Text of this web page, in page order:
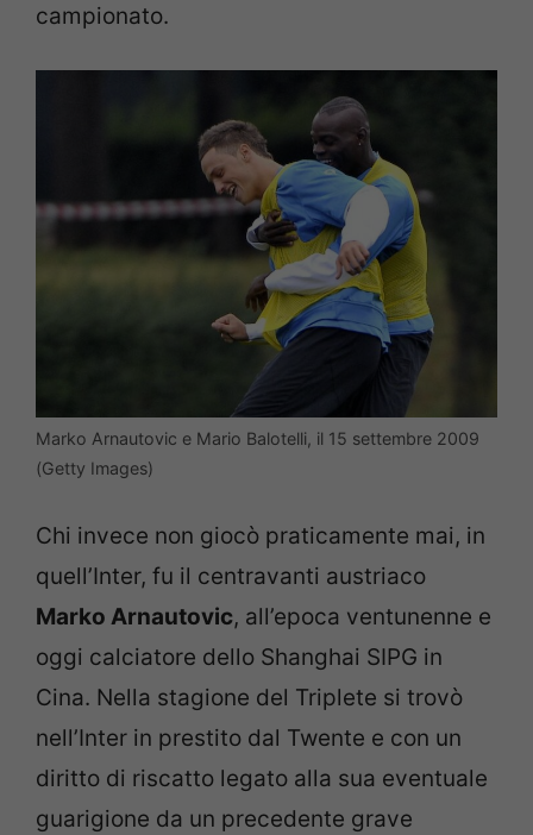
campionato.
Marko Arnautovic e Mario Balotelli, il 15 settembre 2009
(Getty Images)
Chi invece non giocò praticamente mai, in
quell’Inter, fu il centravanti austriaco
Marko Arnautovic, all’epoca ventunenne e
oggi calciatore dello Shanghai SIPG in
Cina. Nella stagione del Triplete si trovò
nell’Inter in prestito dal Twente e con un
diritto di riscatto legato alla sua eventuale
guarigione da un precedente grave